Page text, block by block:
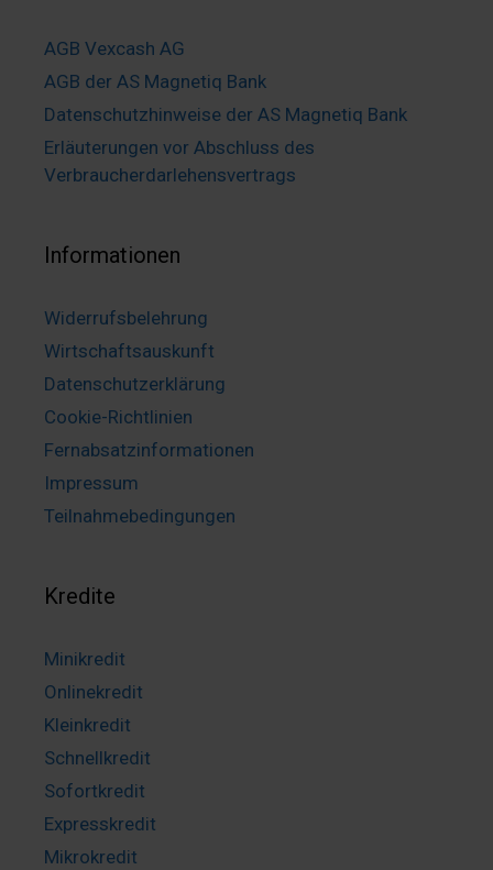
AGB Vexcash AG
AGB der AS Magnetiq Bank
Datenschutzhinweise der AS Magnetiq Bank
Erläuterungen vor Abschluss des
Verbraucherdarlehensvertrags
Informationen
Widerrufsbelehrung
Wirtschaftsauskunft
Datenschutzerklärung
Cookie-Richtlinien
Fernabsatzinformationen
Impressum
Teilnahmebedingungen
Kredite
Minikredit
Onlinekredit
Kleinkredit
Schnellkredit
Sofortkredit
Expresskredit
Mikrokredit